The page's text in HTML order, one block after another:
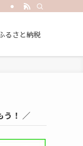
るさと納税
う！ ／